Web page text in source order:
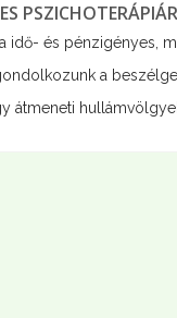
idő- és pénzigényes,
a
átmeneti